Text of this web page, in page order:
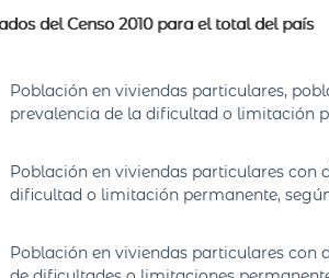
del Censo 2010 para el total del país
Población en viviendas particulares,
prevalencia de la dificultad o limitación
Población en viviendas particulares
dificultad o limitación permanente,
Población en viviendas particulares